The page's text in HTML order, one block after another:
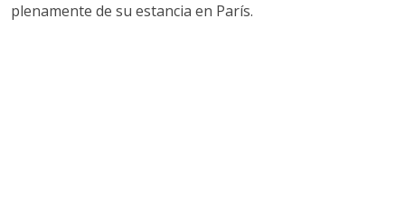
plenamente de su estancia en París.